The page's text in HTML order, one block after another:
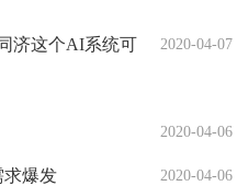
2020-04-07
济这个AI系统可
2020-04-06
2020-04-06
求爆发